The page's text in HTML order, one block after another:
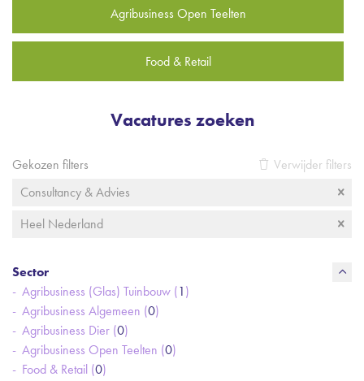
Agribusiness Open Teelten
Food & Retail
Vacatures zoeken
Gekozen filters
Verwijder filters
Consultancy & Advies
Heel Nederland
Sector
Agribusiness (Glas) Tuinbouw (1)
Agribusiness Algemeen (0)
Agribusiness Dier (0)
Agribusiness Open Teelten (0)
Food & Retail (0)